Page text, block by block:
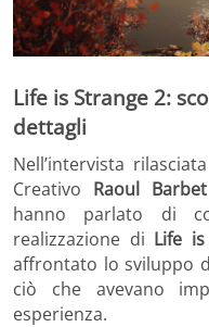
Life is Strange 2:
dettagli
Nell’intervista
Creativo Raoul Barbet
hanno parlato di
realizzazione di Life
affrontato lo sviluppo
ciò che avevano
esperienza.